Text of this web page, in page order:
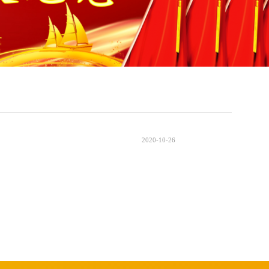
2020-10-26